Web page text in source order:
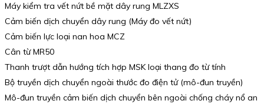
Máy kiểm tra vết nứt bề mặt dây rung MLZXS
Cảm biến dịch chuyển dây rung (Máy đo vết nứt)
Cảm biến lực loại nan hoa MCZ
Cân từ MR50
Thanh trượt dẫn hướng tích hợp MSK loại thang đo từ tính
Bộ truyền dịch chuyển ngoài thước đo điện tử (mô-đun truyền)
Mô-đun truyền cảm biến dịch chuyển bên ngoài chống cháy nổ an